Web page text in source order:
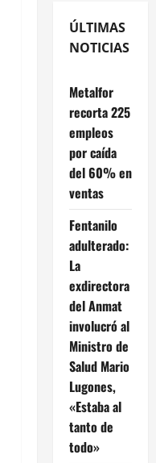
ÚLTIMAS
NOTICIAS
Metalfor
recorta 225
empleos
por caída
del 60% en
ventas
Fentanilo
adulterado:
La
exdirectora
del Anmat
involucró al
Ministro de
Salud Mario
Lugones,
«Estaba al
tanto de
todo»